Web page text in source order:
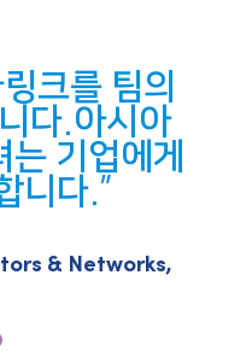
크를 팀의
다.아시아
기업에게
니다.
& Networks,